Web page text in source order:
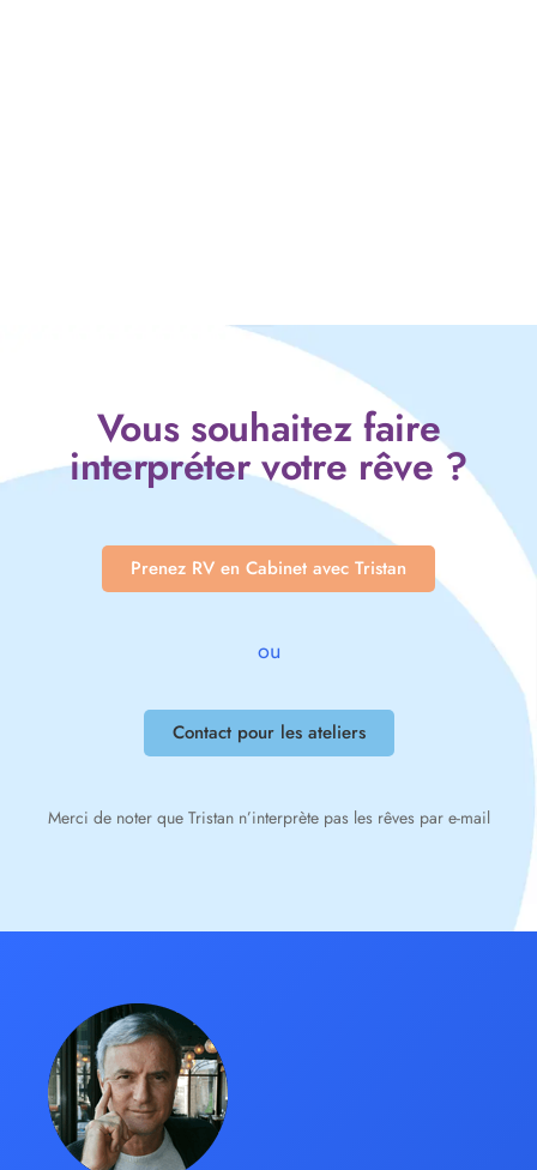
Vous souhaitez faire
interpréter votre rêve ?
Prenez RV en Cabinet avec Tristan
ou
Contact pour les ateliers
Merci de noter que Tristan n’interprète pas les rêves par e-mail